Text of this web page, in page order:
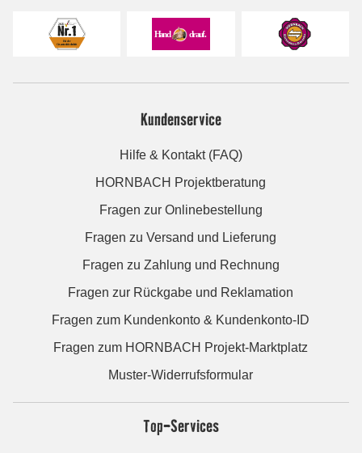
Kundenservice
Hilfe & Kontakt (FAQ)
HORNBACH Projektberatung
Fragen zur Onlinebestellung
Fragen zu Versand und Lieferung
Fragen zu Zahlung und Rechnung
Fragen zur Rückgabe und Reklamation
Fragen zum Kundenkonto & Kundenkonto-ID
Fragen zum HORNBACH Projekt-Marktplatz
Muster-Widerrufsformular
Top-Services